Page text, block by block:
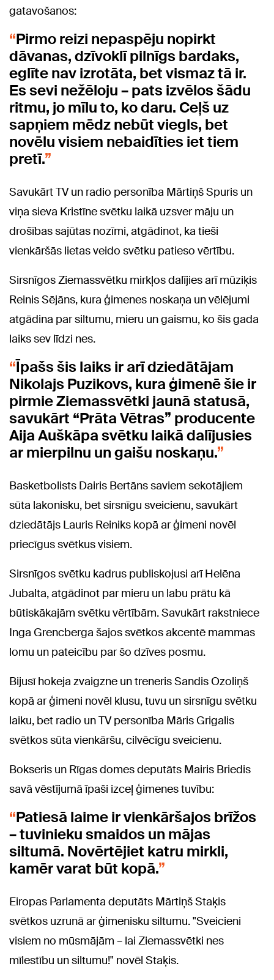
gatavošanos:
Pirmo reizi nepaspēju nopirkt
dāvanas, dzīvoklī pilnīgs bardaks,
eglīte nav izrotāta, bet vismaz tā ir.
Es sevi nežēloju – pats izvēlos šādu
ritmu, jo mīlu to, ko daru. Ceļš uz
sapņiem mēdz nebūt viegls, bet
novēlu visiem nebaidīties iet tiem
pretī.
Savukārt TV un radio personība Mārtiņš Spuris un
viņa sieva Kristīne svētku laikā uzsver māju un
drošības sajūtas nozīmi, atgādinot, ka tieši
vienkāršās lietas veido svētku patieso vērtību.
Sirsnīgos Ziemassvētku mirkļos dalījies arī mūziķis
Reinis Sējāns, kura ģimenes noskaņa un vēlējumi
atgādina par siltumu, mieru un gaismu, ko šis gada
laiks sev līdzi nes.
Īpašs šis laiks ir arī dziedātājam
Nikolajs Puzikovs, kura ģimenē šie ir
pirmie Ziemassvētki jaunā statusā,
savukārt “Prāta Vētras” producente
Aija Auškāpa svētku laikā dalījusies
ar mierpilnu un gaišu noskaņu.
Basketbolists Dairis Bertāns saviem sekotājiem
sūta lakonisku, bet sirsnīgu sveicienu, savukārt
dziedātājs Lauris Reiniks kopā ar ģimeni novēl
priecīgus svētkus visiem.
Sirsnīgos svētku kadrus publiskojusi arī Helēna
Jubalta, atgādinot par mieru un labu prātu kā
būtiskākajām svētku vērtībām. Savukārt rakstniece
Inga Grencberga šajos svētkos akcentē mammas
lomu un pateicību par šo dzīves posmu.
Bijusī hokeja zvaigzne un treneris Sandis Ozoliņš
kopā ar ģimeni novēl klusu, tuvu un sirsnīgu svētku
laiku, bet radio un TV personība Māris Grigalis
svētkos sūta vienkāršu, cilvēcīgu sveicienu.
Bokseris un Rīgas domes deputāts Mairis Briedis
savā vēstījumā īpaši izceļ ģimenes tuvību:
Patiesā laime ir vienkāršajos brīžos
– tuvinieku smaidos un mājas
siltumā. Novērtējiet katru mirkli,
kamēr varat būt kopā.
Eiropas Parlamenta deputāts Mārtiņš Staķis
svētkos uzrunā ar ģimenisku siltumu. "Sveicieni
visiem no mūsmājām – lai Ziemassvētki nes
mīlestību un siltumu!" novēl Staķis.